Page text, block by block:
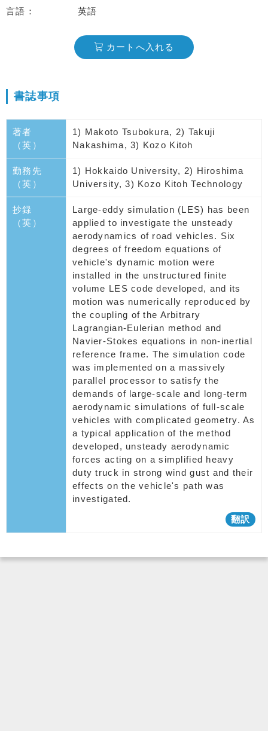
言語
英語
カートへ入れる
書誌事項
著者
（英）
1) Makoto Tsubokura, 2) Takuji
Nakashima, 3) Kozo Kitoh
勤務先
（英）
1) Hokkaido University, 2) Hiroshima
University, 3) Kozo Kitoh Technology
抄録
（英）
Large-eddy simulation (LES) has been
applied to investigate the unsteady
aerodynamics of road vehicles. Six
degrees of freedom equations of
vehicle's dynamic motion were
installed in the unstructured finite
volume LES code developed, and its
motion was numerically reproduced by
the coupling of the Arbitrary
Lagrangian-Eulerian method and
Navier-Stokes equations in non-inertial
reference frame. The simulation code
was implemented on a massively
parallel processor to satisfy the
demands of large-scale and long-term
aerodynamic simulations of full-scale
vehicles with complicated geometry. As
a typical application of the method
developed, unsteady aerodynamic
forces acting on a simplified heavy
duty truck in strong wind gust and their
effects on the vehicle's path was
investigated.
翻訳